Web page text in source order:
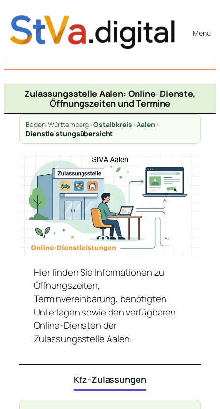
Inhalt
springen
Menü
Zulassungsstelle Aalen: Online-Dienste,
Öffnungszeiten und Termine
Baden-Württemberg>Ostalbkreis >Aalen >
Dienstleistungsübersicht
Hier finden Sie Informationen zu
Öffnungszeiten,
Terminvereinbarung, benötigten
Unterlagen sowie den verfügbaren
Online-Diensten der
Zulassungsstelle Aalen.
Kfz-Zulassungen